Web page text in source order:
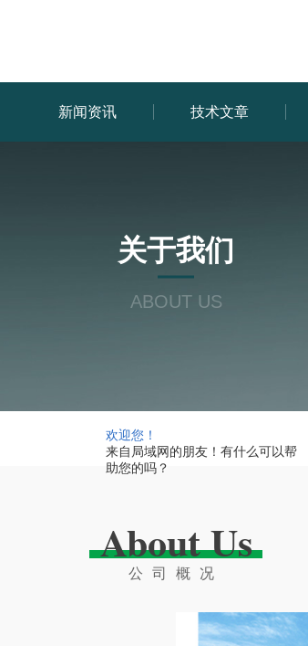
欢迎您！
来自局域网的朋友！有什么可以帮
助您的吗？
新闻资讯 技术文章
关于我们
ABOUT US
About Us
公司概况